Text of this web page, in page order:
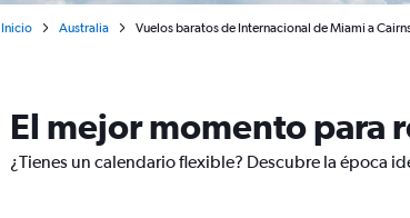
Inicio Australia Vuelos baratos de Internacional de Miami a
El mejor momento para
¿Tienes un calendario flexible? Descubre la época